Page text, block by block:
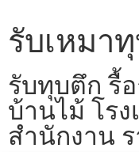
รับเหมา
รับทุบตึก รื้
บ้านไม้ โรง
สำนักงาน